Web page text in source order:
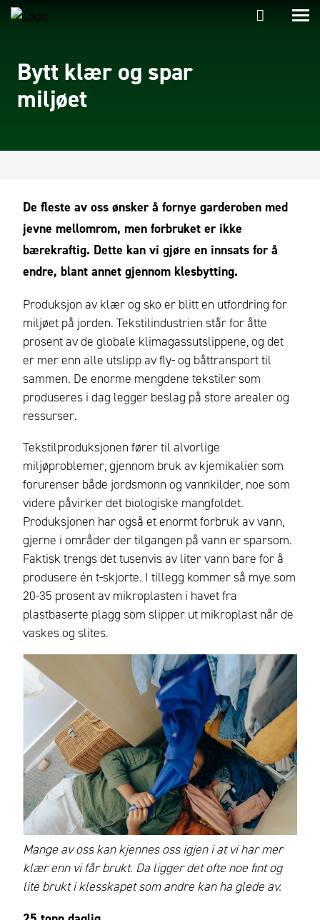
Bytt klær og spar
miljøet
De fleste av oss ønsker å fornye garderoben med
jevne mellomrom, men forbruket er ikke
bærekraftig. Dette kan vi gjøre en innsats for å
endre, blant annet gjennom klesbytting.
Produksjon av klær og sko er blitt en utfordring for
miljøet på jorden. Tekstilindustrien står for åtte
prosent av de globale klimagassutslippene, og det
er mer enn alle utslipp av fly- og båttransport til
sammen. De enorme mengdene tekstiler som
produseres i dag legger beslag på store arealer og
ressurser.
Tekstilproduksjonen fører til alvorlige
miljøproblemer, gjennom bruk av kjemikalier som
forurenser både jordsmonn og vannkilder, noe som
videre påvirker det biologiske mangfoldet.
Produksjonen har også et enormt forbruk av vann,
gjerne i områder der tilgangen på vann er sparsom.
Faktisk trengs det tusenvis av liter vann bare for å
produsere én t-skjorte. I tillegg kommer så mye som
20-35 prosent av mikroplasten i havet fra
plastbaserte plagg som slipper ut mikroplast når de
vaskes og slites.
Mange av oss kan kjennes oss igjen i at vi har mer
klær enn vi får brukt. Da ligger det ofte noe fint og
lite brukt i klesskapet som andre kan ha glede av.